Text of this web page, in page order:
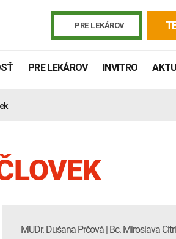
PRE LEKÁROV
Covid-19 Žiadanky a tlačivá
PRE LEKÁROV INVITRO
MUDr. Dušana Prčová | Bc. Miroslava